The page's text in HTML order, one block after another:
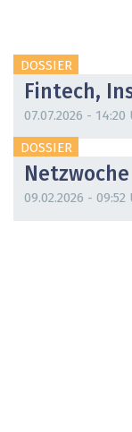
DOSSIER
Fintech,
07.07.2026 -
DOSSIER
Netzwoche
09.02.2026 -